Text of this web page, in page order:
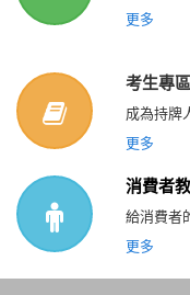
更多
考生專區
成為持牌
更多
消費者
給消費者
更多